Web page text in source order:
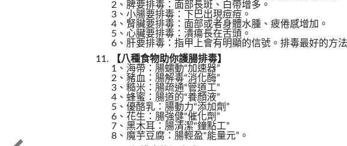
2、脾要排毒：面部長斑、白帶增多。
3、小腸要排毒：下巴出現痘痘。
4、腎臟要排毒：面部或者身體水腫、疲倦感增加。
5、心臟要排毒：潰瘍長在舌頭。
6、肝要排毒：指甲上會有明顯的信號。排毒最好的方
【八種食物助你護腸排毒】
1、海帶：腸蠕動“加速器”
2、豬血：腸解毒“消化酶”
3、糙米：腸疏通“管道工”
4、蜂蜜：腸道的“養顏液”
5、優酪乳：腸動力“添加劑”
6、花生：腸強健“催化劑”
7、黑木耳：腸清潔“鐘點工”
8、魔芋豆腐：腸輕盈“能量元”。